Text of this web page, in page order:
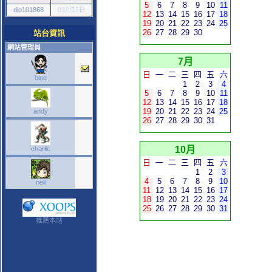
dio101868
03月19日
站台資訊
網站管理員
bing
andy
charlie
neil
推薦本站
5
6 7 8 9 10
11
12 13 14 15 16 17 18
19 20 21 22 23 24 25
26 27 28 29 30
7月
日 一 二 三 四 五
六
1
2 3
4
5
6 7 8 9 10
11
12 13 14 15 16 17 18
19 20 21 22 23 24 25
26 27 28 29 30 31
10月
日 一 二 三 四 五
六
1
2
3
4
5 6 7 8 9
10
11 12 13 14 15 16 17
18 19 20 21 22 23 24
25 26 27 28 29 30 31